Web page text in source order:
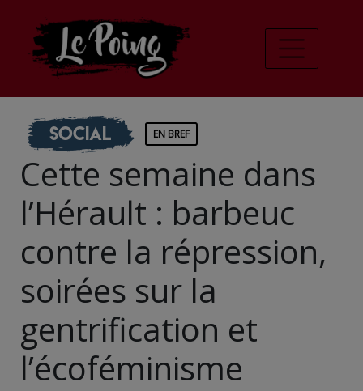
Social EN BREF
Cette semaine dans
l’Hérault : barbeuc
contre la répression,
soirées sur la
gentrification et
l’écoféminisme